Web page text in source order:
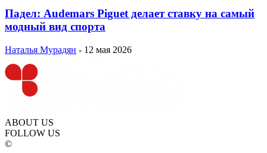
Падел: Audemars Piguet делает ставку на самый
модный вид спорта
Наталья Мурадян - 12 мая 2026
ABOUT US
FOLLOW US
©